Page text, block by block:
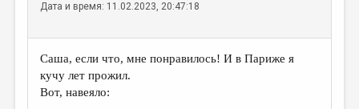
ТРЕДИАКОВСКИЙ
МЕДИА
ВКОНТАКТЕ
Дата и время: 11.02.2023, 20:47:18
Саша, если что, мне понравилось! И в Париже я
кучу лет прожил.
Вот, навеяло: